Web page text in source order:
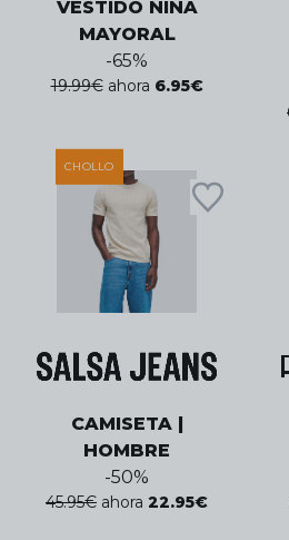
VESTIDO NIÑA
MAYORAL
-65%
19.99€ ahora 6.95€
CHOLLO
CAMISETA |
HOMBRE
-50%
45.95€ ahora 22.95€